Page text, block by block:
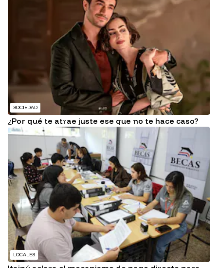
SOCIEDAD
¿Por qué te atrae juste ese que no te hace caso?
LOCALES